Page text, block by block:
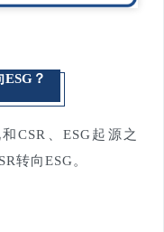
？
CSR、ESG起源之
转向ESG。